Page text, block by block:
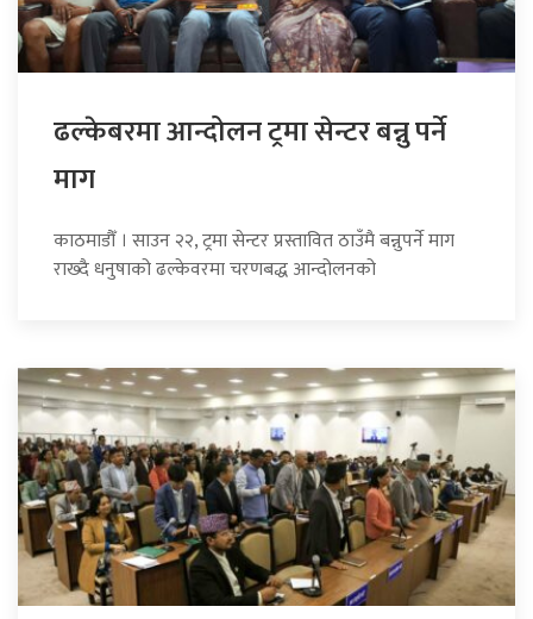
ढल्केबरमा आन्दोलन ट्रमा सेन्टर बन्नु पर्ने
माग
काठमाडौँ । साउन २२, ट्रमा सेन्टर प्रस्तावित ठाउँमै बन्नुपर्ने माग
राख्दै धनुषाको ढल्केवरमा चरणबद्ध आन्दोलनको